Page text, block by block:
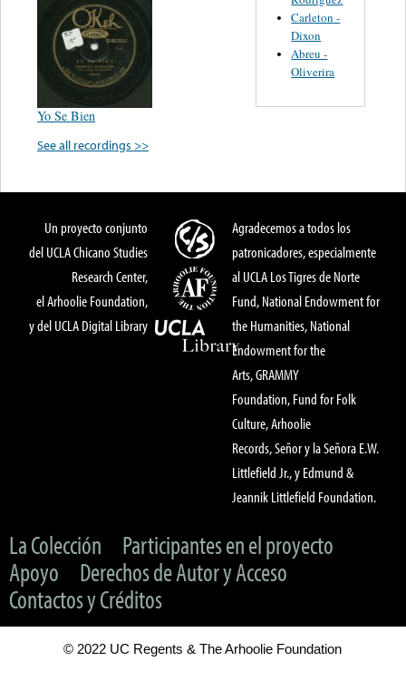
Yo Se Bien
See all recordings >>
Carleton -
Dixon
Abreu -
Oliverira
Un proyecto conjunto
del UCLA Chicano Studies
Research Center,
el Arhoolie Foundation,
y del UCLA Digital Library
Agradecemos a todos los
patronicadores, especialmente
al UCLA Los Tigres de Norte
Fund, National Endowment for
the Humanities, National
Endowment for the
Arts, GRAMMY
Foundation, Fund for Folk
Culture, Arhoolie
Records, Señor y la Señora E.W.
Littlefield Jr., y Edmund &
Jeannik Littlefield Foundation.
La Colección
Participantes en el proyecto
Apoyo
Derechos de Autor y Acceso
Contactos y Créditos
© 2022 UC Regents & The Arhoolie Foundation